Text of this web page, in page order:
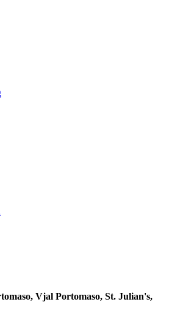
Vjal Portomaso, St. Julian's,